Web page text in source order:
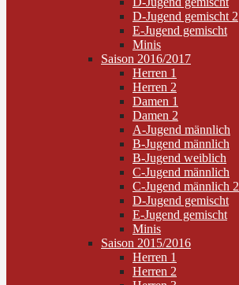
D-Jugend gemischt 2
E-Jugend gemischt
Minis
Saison 2016/2017
Herren 1
Herren 2
Damen 1
Damen 2
A-Jugend männlich
B-Jugend männlich
B-Jugend weiblich
C-Jugend männlich
C-Jugend männlich 2
D-Jugend gemischt
E-Jugend gemischt
Minis
Saison 2015/2016
Herren 1
Herren 2